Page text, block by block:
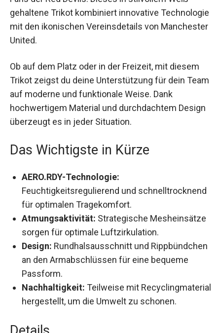
Weiß gehaltene Trikot kombiniert innovative
Technologie mit den ikonischen Vereinsdetails
von Manchester United.
Trikot zeigst du deine Unterstützung für dein
Team auf moderne und funktionale Weise. Dank
hochwertigem Material und durchdachtem
Design überzeugt es in jeder Situation.
Das Wichtigste in Kürze
Feuchtigkeitsregulierend und
schnelltrocknend für optimalen Tragekomfort.
Atmungsaktivität:Strategische
Mesheinsätze sorgen für optimale
Luftzirkulation.
Design: Rundhalsausschnitt und
Rippbündchen an den Armabschlüssen für
eine bequeme Passform.
Nachhaltigkeit: Teilweise mit
Recyclingmaterial hergestellt, um die Umwelt